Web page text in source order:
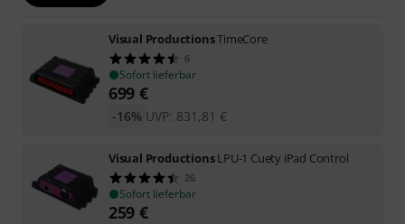
Visual ProductionsTimeCore
6
Sofort lieferbar
699 €
UVP: 831,81 €
-16%
Visual ProductionsLPU-1 Cuety iPad Control
26
Sofort lieferbar
259 €